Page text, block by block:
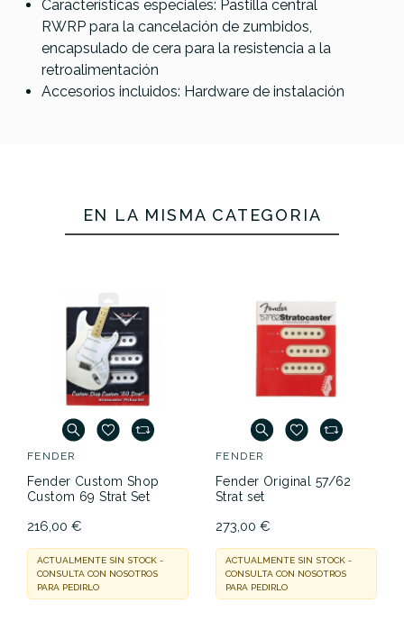
Características especiales: Pastilla central
RWRP para la cancelación de zumbidos,
encapsulado de cera para la resistencia a la
retroalimentación
Accesorios incluidos: Hardware de instalación
EN LA MISMA CATEGORÍA
FENDER
Fender Custom Shop
Custom 69 Strat Set
216,00 €
ACTUALMENTE SIN STOCK -
CONSULTA CON NOSOTROS
PARA PEDIRLO
FENDER
Fender Original 57/62
Strat set
273,00 €
ACTUALMENTE SIN STOCK -
CONSULTA CON NOSOTROS
PARA PEDIRLO